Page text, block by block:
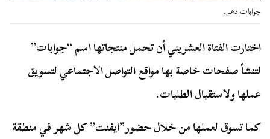
جوابات دهب
اختارت الفتاة العشريني أن تحمل منتجاتها اسم “جوابات”
لتنشأ صفحات خاصة بها مواقع التواصل الاجتماعي لتسويق
عملها ولاستقبال الطلبات.
كما تسوق لعملها من خلال حضور”ايفنت” كل شهر في منطقة